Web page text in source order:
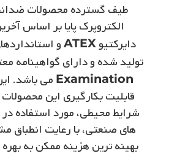
طیف گسترده محصولات
الکتروپرک­ پایا بر اساس
دایرکتیوATEX و
تولید شده و دارای گواهینامه
Examination می ­باشد.
قابلیت بکارگیری این
شرایط محیطی، مورد استفاده
­های صنعتی، با رعایت انطباق
بهینه ­ترین هزینه ممکن به